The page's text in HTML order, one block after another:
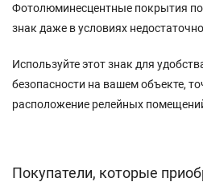
Фотолюминесцентные покрытия
знак даже в условиях
Используйте этот знак для
безопасности на вашем объекте,
расположение релейных
Покупатели, которые